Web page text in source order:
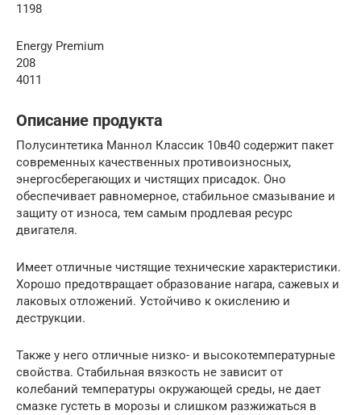
1198
Energy Premium
208
4011
Описание продукта
Полусинтетика Маннол Классик 10в40 содержит пакет
современных качественных противоизносных,
энергосберегающих и чистящих присадок. Оно
обеспечивает равномерное, стабильное смазывание и
защиту от износа, тем самым продлевая ресурс
двигателя.
Имеет отличные чистящие технические характеристики.
Хорошо предотвращает образование нагара, сажевых и
лаковых отложений. Устойчиво к окислению и
деструкции.
Также у него отличные низко- и высокотемпературные
свойства. Стабильная вязкость не зависит от
колебаний температуры окружающей среды, не дает
смазке густеть в морозы и слишком разжижаться в